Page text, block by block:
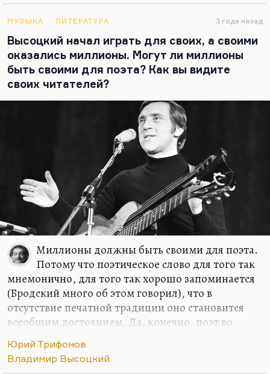
МУЗЫКА ЛИТЕРАТУРА 3 года назад
Высоцкий начал играть для своих, а своими
оказались миллионы. Могут ли миллионы
быть своими для поэта? Как вы видите
своих читателей?
Миллионы должны быть своими для поэта.
Потому что поэтическое слово для того так
мнемонично, для того так хорошо запоминается
(Бродский много об этом говорил), что в
отсутствие печатной традиции оно становится
всеобщим достоянием. Да, конечно, поэт во
резонанс. Многих моих, так сказать, бывших
коллег это завело в кровавый тупик. Потому что
Юрий Трифонов
Владимир Высоцкий